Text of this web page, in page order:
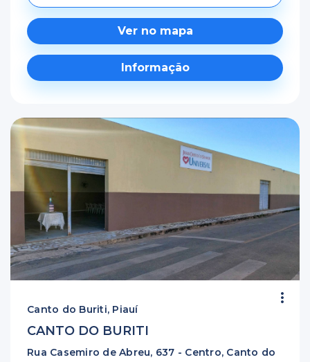
Ver no mapa
Informação
Canto do Buriti, Piauí
CANTO DO BURITI
Rua Casemiro de Abreu, 637 - Centro, Canto do